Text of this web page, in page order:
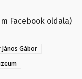
Facebook oldala)
Gábor